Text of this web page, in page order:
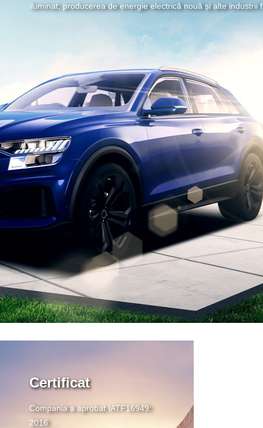
iluminat, producerea de energie electrică nouă și alte industrii
Certificat
Compania a aprobat IATF16949:
2016